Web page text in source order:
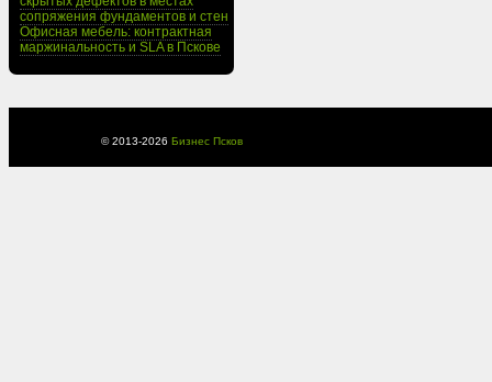
сопряжения фундаментов и стен
Офисная мебель: контрактная
маржинальность и SLA в Пскове
© 2013-2026 Бизнес Псков